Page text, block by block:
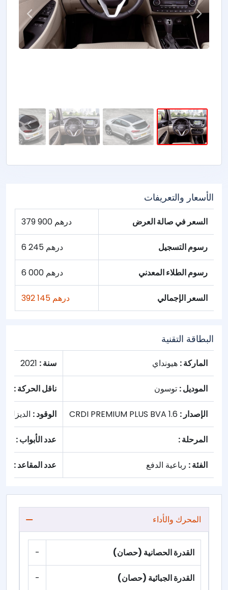
الأسعار والتعريفات
السعر في صالة العرض 379 900 درهم
رسوم التسجيل 6 245 درهم
رسوم الطلاء المعدني 6 000 درهم
السعر الإجمالي 392 145 درهم
البطاقة التقنية
الماركة : هيونداي سنة :
الموديل : توسون ناقل الحركة :
الإصدار : الوقود : الديزل
المرحلة : عدد الأبواب :
الفئة : رباعية الدفع عدد المقاعد :
المحرك والأداء
القدرة الحصانية (حصان) -
القدرة الجبائية (حصان) -